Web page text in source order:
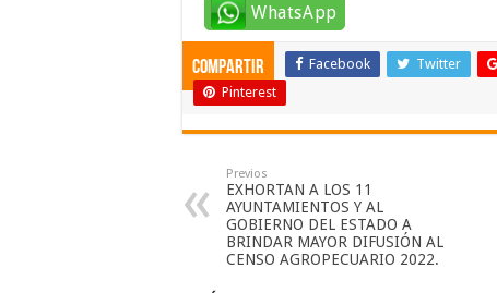
WhatsApp
compartir Facebook Twitter
Pinterest
Previos
EXHORTAN A LOS 11
AYUNTAMIENTOS Y AL
GOBIERNO DEL ESTADO A
BRINDAR MAYOR DIFUSIÓN AL
CENSO AGROPECUARIO 2022.